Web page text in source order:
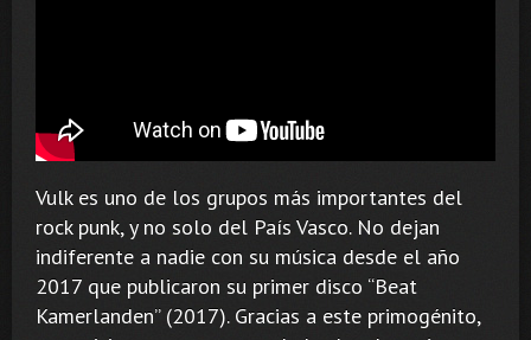
Vulk es uno de los grupos más importantes del
rock punk, y no solo del País Vasco. No dejan
indiferente a nadie con su música desde el año
2017 que publicaron su primer disco “Beat
Kamerlanden” (2017). Gracias a este primogénito,